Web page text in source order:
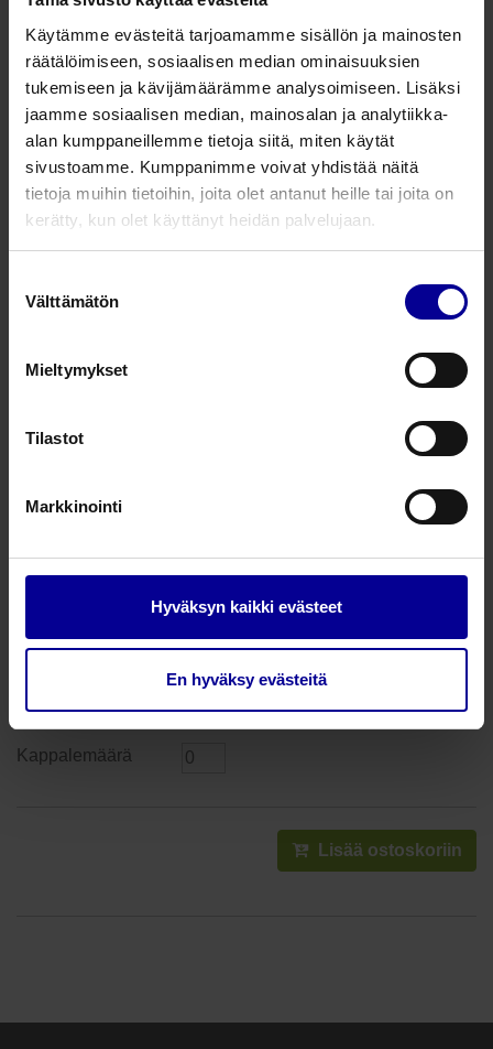
Käytämme evästeitä tarjoamamme sisällön ja mainosten
räätälöimiseen, sosiaalisen median ominaisuuksien
tukemiseen ja kävijämäärämme analysoimiseen. Lisäksi
jaamme sosiaalisen median, mainosalan ja analytiikka-
alan kumppaneillemme tietoja siitä, miten käytät
sivustoamme. Kumppanimme voivat yhdistää näitä
tietoja muihin tietoihin, joita olet antanut heille tai joita on
kerätty, kun olet käyttänyt heidän palvelujaan.
valinta
Välttämätön
Mieltymykset
Tilastot
Markkinointi
Hyväksyn kaikki evästeet
En hyväksy evästeitä
MANUKAtex® on käyttövalmis manukahunajalla kyllästetty
asetaattiverkkosidos.
Koko 10 x 12,5 cm. Steriili.
Voidaan käyttää sekä syvissä että pinnallisissa
vähän erittävissä haavoissa tai palovammoissa.
Sidos on helposti muotoutuva.
Voidaan leikata.
Sidoksen molemmin puolin suojapaperi, mikä
helpottaa sidoksen käsittelyä.
sykerönä. Sidos on kertakäyttöinen. 63 % sidoksesta on
MANUKAtex hunajaverkko - 10 x
1 kpl
5,18€
alv 25.5%
Lisää ostoskoriin